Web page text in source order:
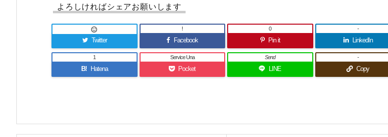
よろしければシェアお願いします
Twitter

Facebook
!
Pin it
0
LinkedIn
-
B! Hatena
1
Pocket
Service Una
LINE
Send
Copy
-